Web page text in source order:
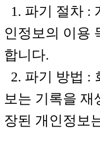
1. 파기 절차 :
인정보의 이용
합니다.
2. 파기 방법 :
보는 기록을 재
장된 개인정보